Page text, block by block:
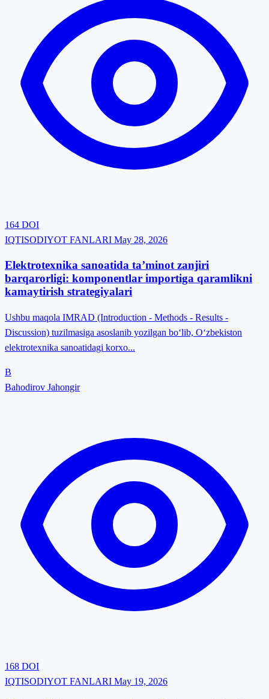
164 DOI
IQTISODIYOT FANLARI May 28, 2026
Elektrotexnika sanoatida ta’minot zanjiri
barqarorligi: komponentlar importiga qaramlikni
kamaytirish strategiyalari
Ushbu maqola IMRAD (Introduction - Methods - Results -
Discussion) tuzilmasiga asoslanib yozilgan boʻlib, Oʻzbekiston
elektrotexnika sanoatidagi korxo...
B
Bahodirov Jahongir
168 DOI
IQTISODIYOT FANLARI May 19, 2026